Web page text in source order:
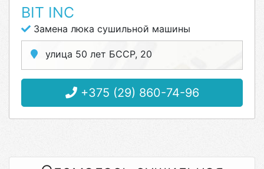
BIT INC
Замена люка сушильной машины
улица 50 лет БССР, 20
+375 (29) 860-74-96